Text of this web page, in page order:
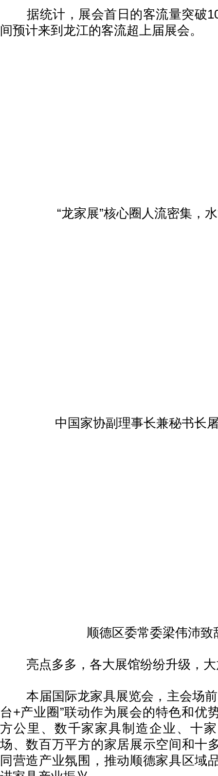
据统计，展会首日的客流量突破
间预计来到龙江的客流超上届展会。
“龙家展”核心圈人流密集，
中国家协副理事长兼秘书长
顺德区委常委梁伟沛致
亮点多多，各大展馆纷纷升级，大
本届国际龙家具展览会，主会场前
台+产业圈”联动作为展会的特色和优
方公里、数千家家具制造企业、十
场、数百万平方的家居展示空间和十
同营造产业氛围，推动顺德家具区域